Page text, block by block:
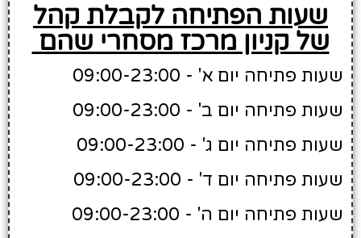
שעות הפתיחה לקבלת קהל
של קניון מרכז מסחרי שהם
שעות פתיחה יום א' - 09:00-23:00
שעות פתיחה יום ב' - 09:00-23:00
שעות פתיחה יום ג' - 09:00-23:00
שעות פתיחה יום ד' - 09:00-23:00
שעות פתיחה יום ה' - 09:00-23:00